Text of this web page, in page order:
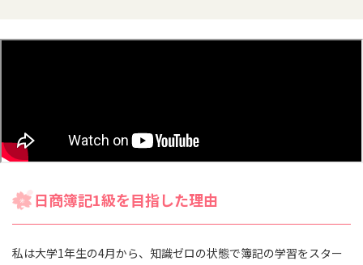
日商簿記1級を目指した理由
私は大学1年生の4月から、知識ゼロの状態で簿記の学習をスター